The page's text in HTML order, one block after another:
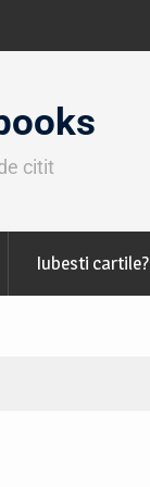
citit
Iubesti cartile?